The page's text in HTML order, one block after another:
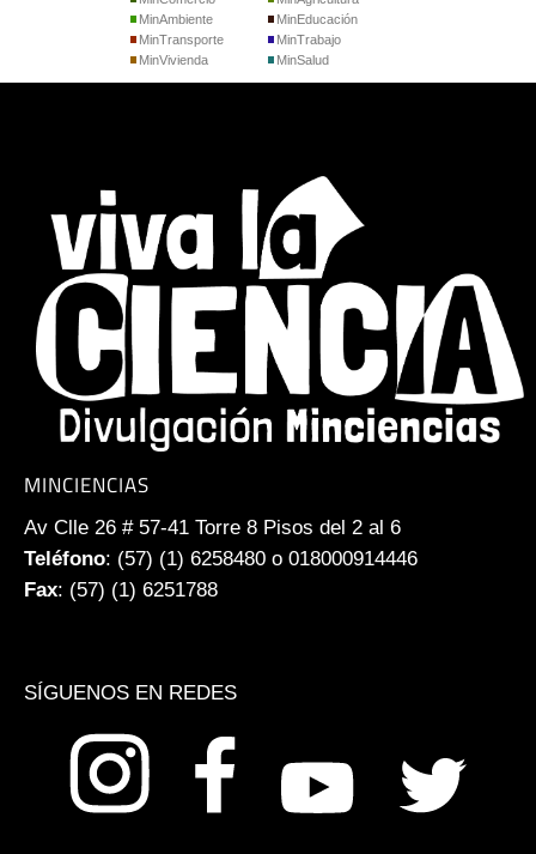
MinAmbiente
MinTransporte
MinVivienda
MinEducación
MinTrabajo
MinSalud
MINCIENCIAS
Av Clle 26 # 57-41 Torre 8 Pisos del 2 al 6
Teléfono: (57) (1) 6258480 o 018000914446
Fax: (57) (1) 6251788
SÍGUENOS EN REDES